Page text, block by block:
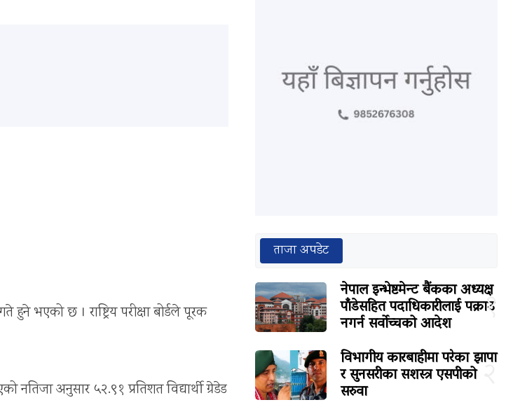
हुने भएको छ । राष्ट्रिय परीक्षा बोर्डले पूरक
नतिजा अनुसार ५२.९१ प्रतिशत विद्यार्थी ग्रेडेड
ताजा अपडेट
१
नेपाल इन्भेष्टमेन्ट बैंकका अध्यक्ष
पाँडेसहित पदाधिकारीलाई पक्राउ
नगर्न सर्वोच्चको आदेश
२
विभागीय कारबाहीमा परेका झापा
र सुनसरीका सशस्त्र एसपीको
सरुवा